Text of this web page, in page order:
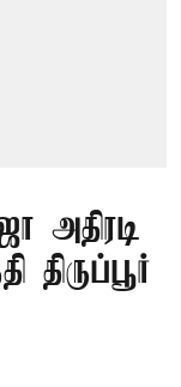
அதிரடி